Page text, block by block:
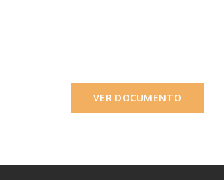
VER DOCUMENTO